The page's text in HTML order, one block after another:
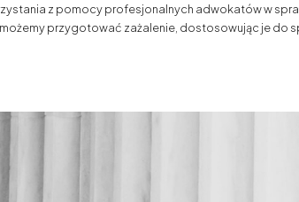
z pomocy profesjonalnych adwokatów w
przygotować zażalenie, dostosowując je do